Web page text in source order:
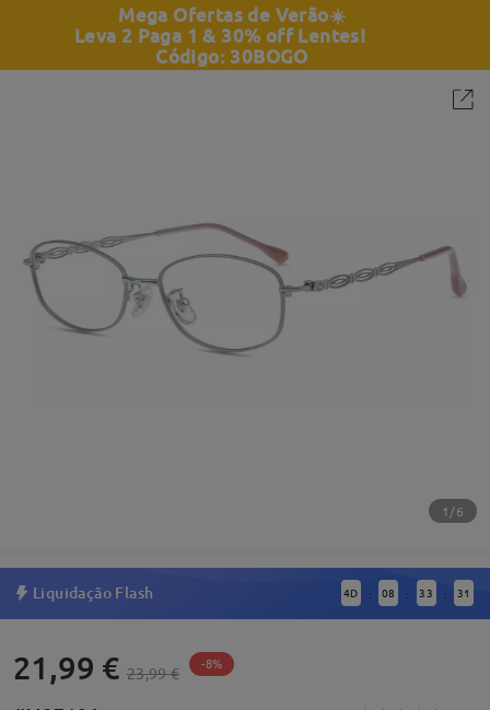
Mega Ofertas de Verão☀️
Leva 2 Paga 1 & 30% off Lentes!
Código: 30BOGO
1/6
Liquidação Flash 4D : 08 : 33 : 30
21,99 € 23,99 € -8%